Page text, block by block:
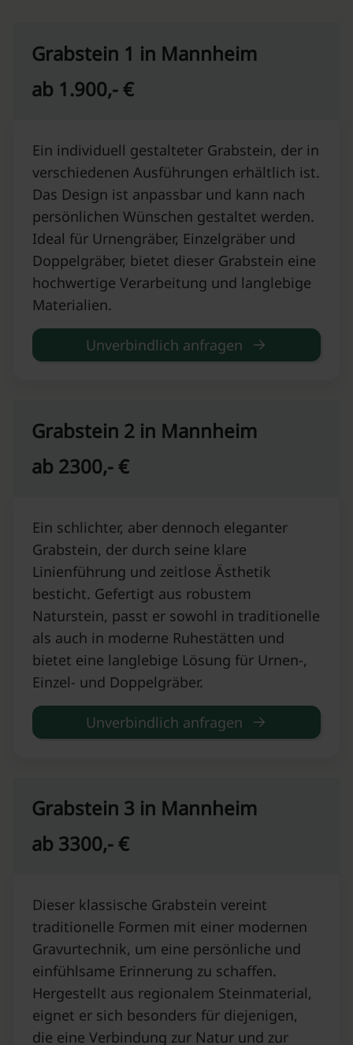
Grabstein 1 in Mannheim
ab 1.900,- €
Ein individuell gestalteter Grabstein, der in
verschiedenen Ausführungen erhältlich ist.
Das Design ist anpassbar und kann nach
persönlichen Wünschen gestaltet werden.
Ideal für Urnengräber, Einzelgräber und
Doppelgräber, bietet dieser Grabstein eine
hochwertige Verarbeitung und langlebige
Materialien.
Unverbindlich anfragen
Grabstein 2 in Mannheim
ab 2300,- €
Ein schlichter, aber dennoch eleganter
Grabstein, der durch seine klare
Linienführung und zeitlose Ästhetik
besticht. Gefertigt aus robustem
Naturstein, passt er sowohl in traditionelle
als auch in moderne Ruhestätten und
bietet eine langlebige Lösung für Urnen-,
Einzel- und Doppelgräber.
Unverbindlich anfragen
Grabstein 3 in Mannheim
ab 3300,- €
Dieser klassische Grabstein vereint
traditionelle Formen mit einer modernen
Gravurtechnik, um eine persönliche und
einfühlsame Erinnerung zu schaffen.
Hergestellt aus regionalem Steinmaterial,
eignet er sich besonders für diejenigen,
die eine Verbindung zur Natur und zur